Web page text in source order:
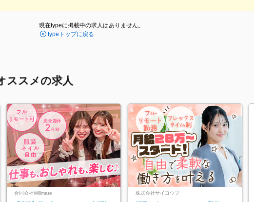
現在typeに掲載中の求人はありません。
typeトップに戻る
ススメの求人
合同会社Willmate 株式会社サイヨウブ